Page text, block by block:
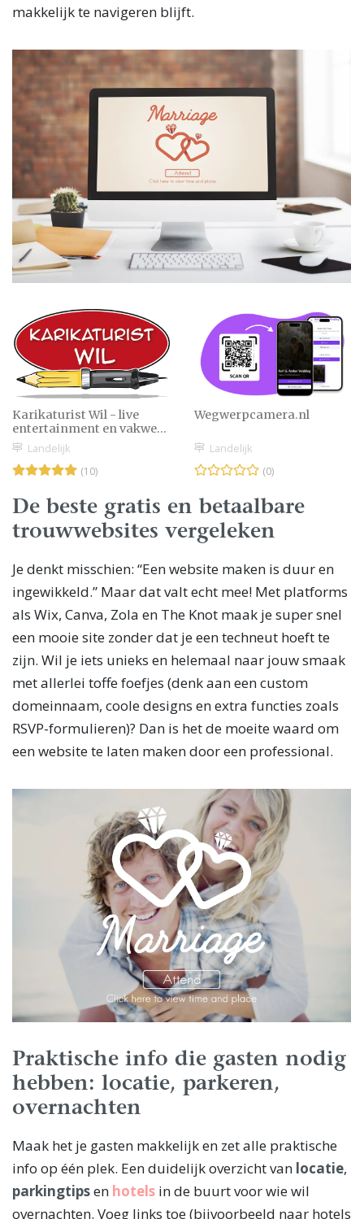
makkelijk te navigeren blijft.
Karikaturist Wil - live
entertainment en vakwerk
vanuit de studio
Landelijk
(10)
Wegwerpcamera.nl
Landelijk
(0)
De beste gratis en betaalbare
trouwwebsites vergeleken
Je denkt misschien: “Een website maken is duur en
ingewikkeld.” Maar dat valt echt mee! Met platforms
als Wix, Canva, Zola en The Knot maak je super snel
een mooie site zonder dat je een techneut hoeft te
zijn. Wil je iets unieks en helemaal naar jouw smaak
met allerlei toffe foefjes (denk aan een custom
domeinnaam, coole designs en extra functies zoals
RSVP-formulieren)? Dan is het de moeite waard om
een website te laten maken door een professional.
Praktische info die gasten nodig
hebben: locatie, parkeren,
overnachten
Maak het je gasten makkelijk en zet alle praktische
info op één plek. Een duidelijk overzicht van locatie,
parkingtipsen hotels in de buurt voor wie wil
overnachten. Voeg links toe (bijvoorbeeld naar hotels